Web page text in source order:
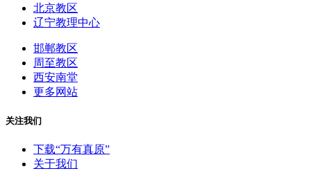
北京教区
辽宁教理中心
邯郸教区
周至教区
西安南堂
更多网站
关注我们
下载“万有真原”
关于我们